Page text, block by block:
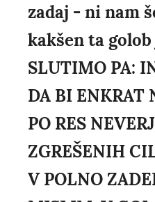
zadaj - ni nam
kakšen ta golob
SLUTIMO PA:
DA BI ENKRAT
PO RES
ZGREŠENIH
V POLNO